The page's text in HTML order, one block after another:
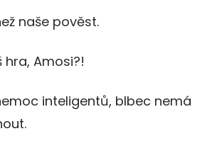
naše pověst.
Amosi?!
inteligentů, blbec nemá